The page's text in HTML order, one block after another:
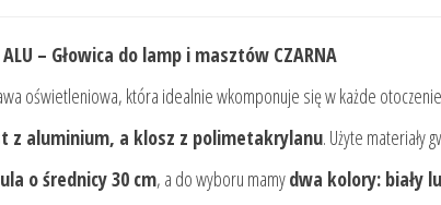
ALU – Głowica do lamp i masztów CZARNA
oświetleniowa, która idealnie wkomponuje się w każde
z aluminium, a klosz z polimetakrylanu. Użyte materiały
o średnicy 30 cm, a do wyboru mamydwa kolory: biały